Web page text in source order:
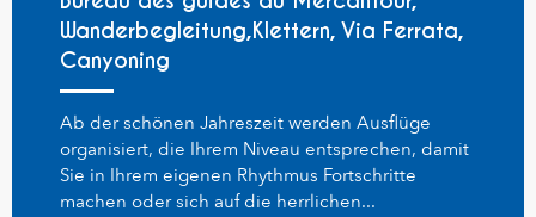
Wanderbegleitung,Klettern, Via Ferrata,
Canyoning
Ab der schönen Jahreszeit werden Ausflüge
organisiert, die Ihrem Niveau entsprechen, damit
Sie in Ihrem eigenen Rhythmus Fortschritte
machen oder sich auf die herrlichen...